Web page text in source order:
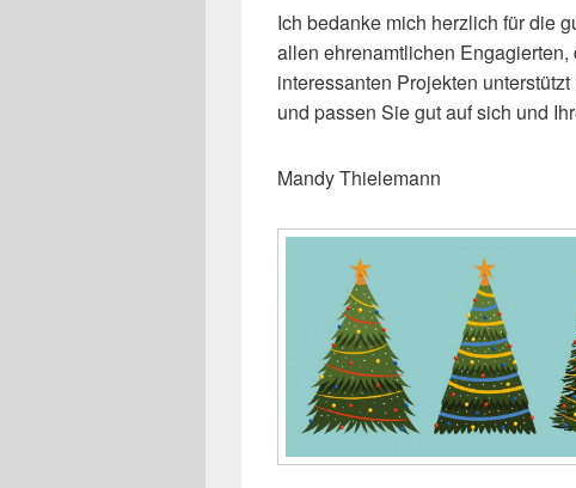
Ich bedanke mich herzlich für die
allen ehrenamtlichen
interessanten Projekten
und passen Sie gut auf sich und
Mandy Thielemann